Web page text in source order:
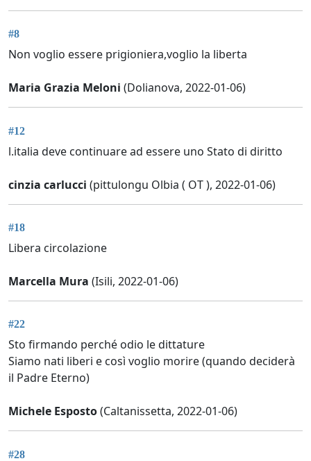
#8
Non voglio essere prigioniera,voglio la liberta
Maria Grazia Meloni (Dolianova, 2022-01-06)
#12
l.italia deve continuare ad essere uno Stato di diritto
cinzia carlucci (pittulongu Olbia ( OT ), 2022-01-06)
#18
Libera circolazione
Marcella Mura (Isili, 2022-01-06)
#22
Sto firmando perché odio le dittature
Siamo nati liberi e così voglio morire (quando deciderà
il Padre Eterno)
Michele Esposto(Caltanissetta, 2022-01-06)
#28